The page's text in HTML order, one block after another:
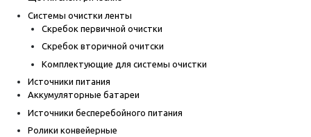
Системы очистки ленты
Скребок первичной очистки
Скребок вторичной очитски
Комплектующие для системы очистки
Источники питания
Аккумуляторные батареи
Источники бесперебойного питания
Ролики конвейерные